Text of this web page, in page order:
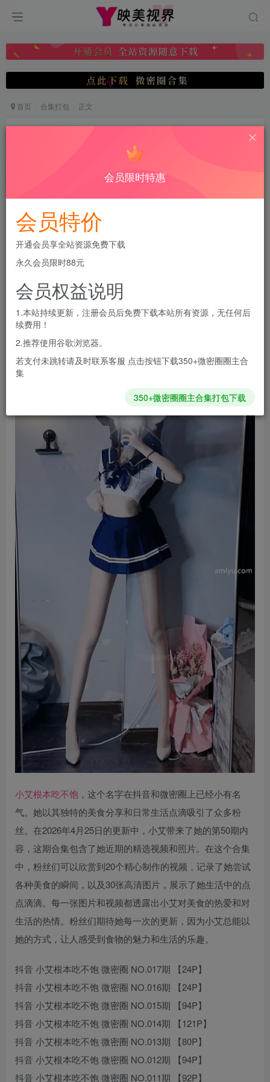
首页 合集打包 正文
0 100 11
抖音 小艾根本吃不饱 微密圈合集[持续更新2026.04.25]
此内容为付费阅读，请付费后查看
黄金会员 免费
您暂无购买权限，请先开通会员
付费阅读
小艾根本吃不饱 ，这个名字在抖音和微密圈上已经小有名
气。她以其独特的美食分享和日常生活点滴吸引了众多粉
丝。在2026年4月25日的更新中，小艾带来了她的第50期内
容，这期合集包含了她近期的精选视频和照片。在这个合集
中，粉丝们可以欣赏到20个精心制作的视频，记录了她尝试
各种美食的瞬间，以及30张高清图片，展示了她生活中的点
点滴滴。每一张图片和视频都透露出小艾对美食的热爱和对
生活的热情。粉丝们期待她每一次的更新，因为小艾总能以
她的方式，让人感受到食物的魅力和生活的乐趣。
抖音 小艾根本吃不饱 微密圈 NO.017期 【24P】
抖音 小艾根本吃不饱 微密圈 NO.016期 【24P】
抖音 小艾根本吃不饱 微密圈 NO.015期 【94P】
抖音 小艾根本吃不饱 微密圈 NO.014期 【121P】
抖音 小艾根本吃不饱 微密圈 NO.013期 【80P】
抖音 小艾根本吃不饱 微密圈 NO.012期 【94P】
抖音 小艾根本吃不饱 微密圈 NO.011期 【92P】
会员限时特惠
会员特价
开通会员享全站资源免费下载
永久会员限时88元
会员权益说明
1.本站持续更新，注册会员后免费下载本站所有资源，无任何后
续费用！
2.推荐使用谷歌浏览器。
若支付未跳转请及时联系客服 点击按钮下载350+微密圈圈主合
集
350+微密圈圈主合集打包下载